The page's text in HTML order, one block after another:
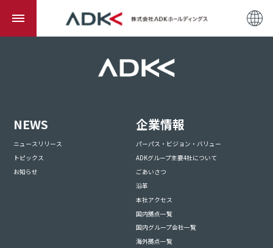
NEWS
ニュースリリース
トピックス
お知らせ
企業情報
パーパス・ビジョン・バリュー
ADKグループ主要4社について
ごあいさつ
沿革
本社アクセス
国内拠点一覧
国内グループ会社一覧
海外拠点一覧